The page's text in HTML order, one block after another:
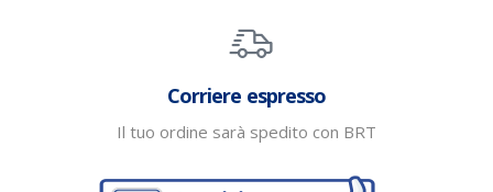
Corriere espresso
Il tuo ordine sarà spedito con BRT